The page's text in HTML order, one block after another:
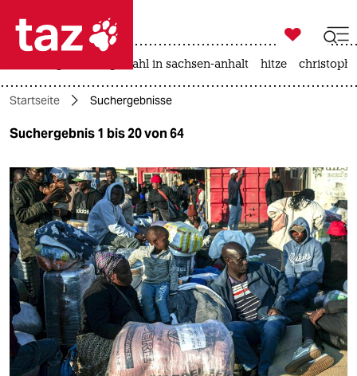
 taz zahl ich
taz zahl ich
themen
politik
öko
gesellschaft
kultur
sport
berlin

taz zahl ich
landtagswahl in sachsen-anhalt hitze
Startseite Suchergebnisse
Suchergebnis 1 bis 20 von 64